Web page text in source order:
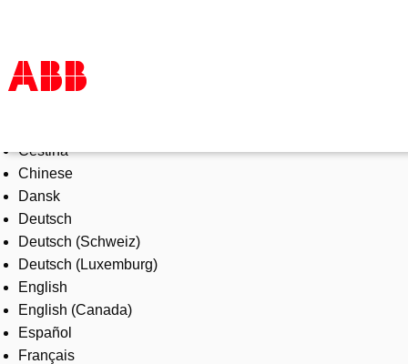
Products & Solutions
Industries
Services
About us
Where to buy
Contact us
Careers
Čeština
Chinese
Dansk
Deutsch
Deutsch (Schweiz)
Deutsch (Luxemburg)
English
English (Canada)
Español
Français